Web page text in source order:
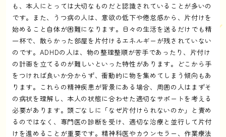
も、本人にとっては大切なものだと認識されていることが多いの
です。また、うつ病の人は、意欲の低下や倦怠感から、片付けを
始めること自体が困難になります。日々の生活を送るだけでも精
一杯で、散らかった部屋を片付けるエネルギーが残されていない
のです。ADHDの人は、物の整理整順が苦手であったり、片付け
の計画を立てるのが難しいといった特性があります。どこから手
をつければ良いか分からず、衝動的に物を集めてしまう傾向もあ
ります。これらの精神疾患が背景にある場合、周囲の人はまずそ
の病状を理解し、本人の状態に合わせた適切なサポートを考える
必要があります。頭ごなしに「なぜ片付けられないのか」と責め
るのではなく、専門医の診断を受け、適切な治療と並行して片付
けを進めることが重要です。精神科医やカウンセラー、作業療法